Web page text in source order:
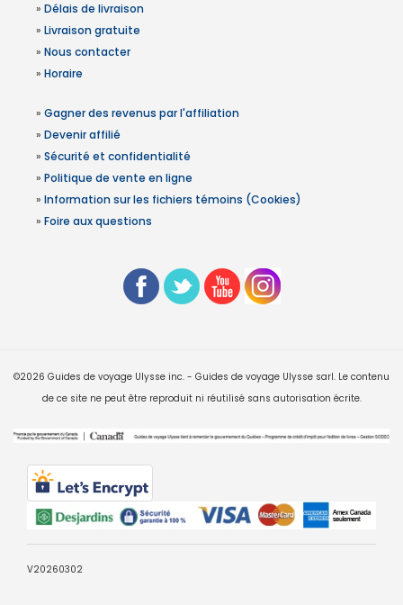
» Délais de livraison
» Livraison gratuite
» Nous contacter
» Horaire
» Gagner des revenus par l'affiliation
» Devenir affilié
» Sécurité et confidentialité
» Politique de vente en ligne
» Information sur les fichiers témoins (Cookies)
» Foire aux questions
©2026 Guides de voyage Ulysse inc. - Guides de voyage Ulysse sarl. Le contenu
de ce site ne peut être reproduit ni réutilisé sans autorisation écrite.
V20260302